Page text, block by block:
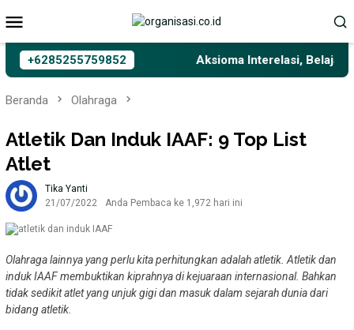
ke
kontenMobile
+6285255759852 Aksioma Interelasi, Belajar
Beranda Olahraga
Atletik Dan Induk IAAF: 9 Top List
Atlet
Tika Yanti
21/07/2022
Anda Pembaca ke 1,972 hari ini
Olahraga lainnya yang perlu kita perhitungkan adalah atletik. Atletik dan
induk IAAF membuktikan kiprahnya di kejuaraan internasional. Bahkan
tidak sedikit atlet yang unjuk gigi dan masuk dalam sejarah dunia dari
bidang atletik.